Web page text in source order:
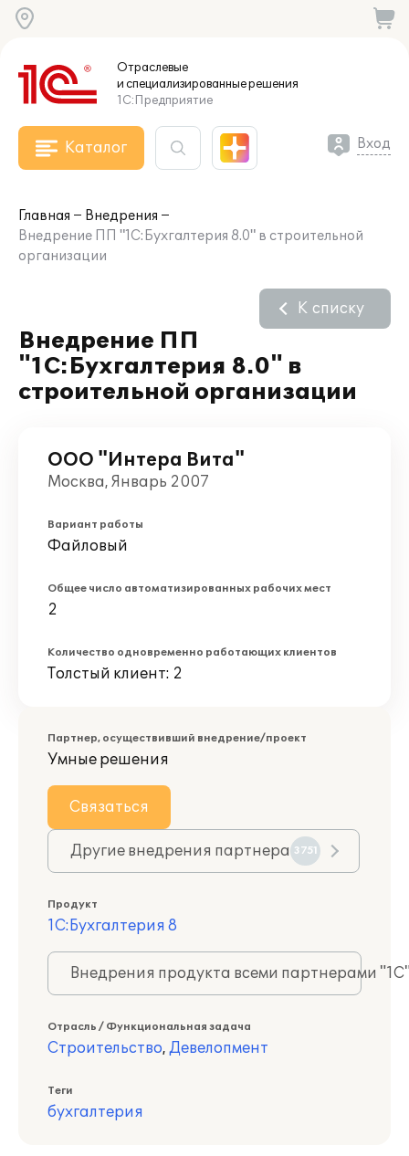
Отраслевые
и специализированныерешения
1С:Предприятие
Каталог Вход
Главная
Внедрения
Внедрение ПП "1С:Бухгалтерия 8.0" в строительной
организации
Внедрение ПП
"1С:Бухгалтерия 8.0" в
строительной организации
К списку
ООО "Интера Вита"
Москва, Январь 2007
Вариант работы
Файловый
Общее число автоматизированных рабочих мест
2
Количество одновременно работающих клиентов
Толстый клиент: 2
Партнер, осуществивший внедрение/проект
Умные решения
Связаться
Другие внедрения партнера 3751
Продукт
1С:Бухгалтерия 8
Внедрения продукта всеми партнерами
Отрасль / Функциональная задача
Строительство, Девелопмент
Теги
бухгалтерия